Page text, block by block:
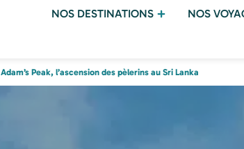
NOS DESTINATIONS NOS
Adam’s Peak, l’ascension des pèlerins au Sri Lanka